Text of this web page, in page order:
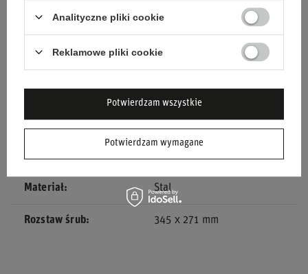
Wersja samochodu 188
Model samochodu Punto
Rocznik 09/99 >
Materiał Stal
Rozstaw śrub 345 x 271 mm
Analityczne pliki cookie
Reklamowe pliki cookie
Potwierdzam wymagane
Potwierdzam wszystkie